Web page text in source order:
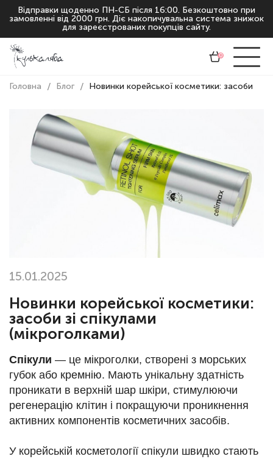
Відправки щоденно ПН-СБ після 16:00. Безкоштовно при
замовленні від 2000 грн. Діє накопичувальна система знижок
для зареєстрованих покупців сайту.
0
Головна Блог Новинки корейської косметики: засоби зі
15.01.2025
Новинки корейської косметики:
засоби зі спікулами
(мікроголками)
Спікули — це мікроголки, створені з морських
губок або кремнію. Мають унікальну здатність
проникати в верхній шар шкіри, стимулюючи
регенерацію клітин і покращуючи проникнення
активних компонентів косметичних засобів.
У корейській косметології спікули швидко стають